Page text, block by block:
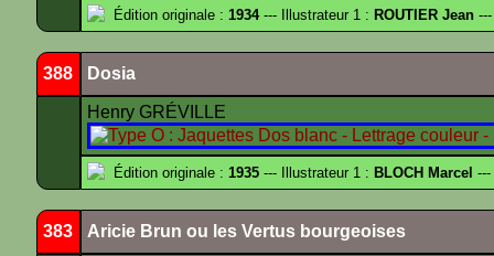
Édition originale : 1934--- Illustrateur 1 : ROUTIER Jean ---
388 Dosia
Henry GRÉVILLE
Édition originale : 1935 --- Illustrateur 1 : BLOCH Marcel ---
383 Aricie Brun ou les Vertus bourgeoises